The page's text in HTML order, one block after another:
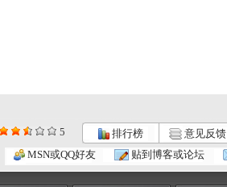
5 排行榜 意见反馈
MSN或QQ好友 贴到博客或论坛